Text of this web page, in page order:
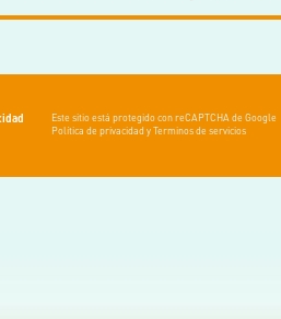
Este sitio está protegido con reCAPTCHA de Google
Política de privacidad y Terminos de servicios